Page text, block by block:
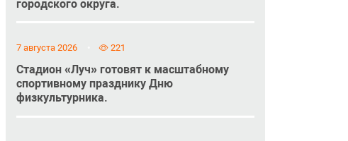
городского округа.
7 августа 2026 221
Стадион «Луч» готовят к масштабному
спортивному празднику Дню
физкультурника.